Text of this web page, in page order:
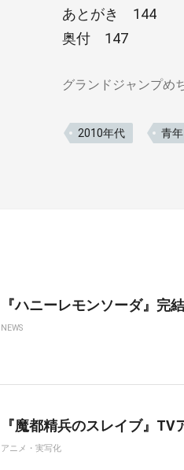
あとがき 144
奥付 147
グランドジャンプめ
2010年代 青年
『ハニーレモンソーダ』完
NEWS
『魔都精兵のスレイブ』TV
アニメ・実写化